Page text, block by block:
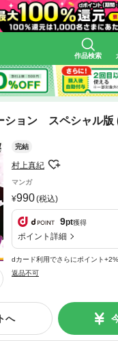
作品検索
ション スペシャル版
完結
村上真紀
マンガ
990(税込)
9pt獲得
ポイント詳細
dカード利用でさらにポイント+2%
返品不可
へ